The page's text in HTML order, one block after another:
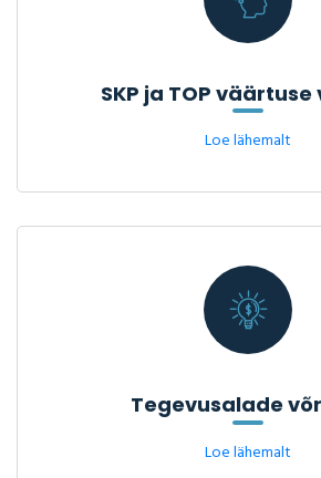
SKP ja TOP
Loe lähemalt
Tegevusalade
Loe lähemalt